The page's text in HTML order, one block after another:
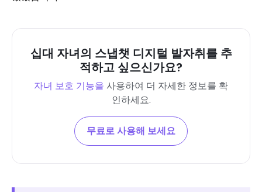
십대 자녀의 스냅챗 디지털 발자취를 추
적하고 싶으신가요?
자녀 보호 기능을 사용하여 더 자세한 정보를 확
인하세요.
무료로 사용해 보세요